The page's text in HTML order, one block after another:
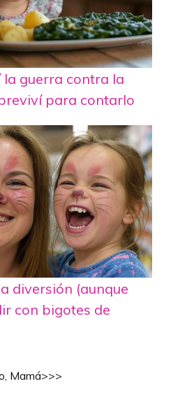
la guerra contra la
para contarlo
diversión (aunque
con bigotes de
Mamá>>>